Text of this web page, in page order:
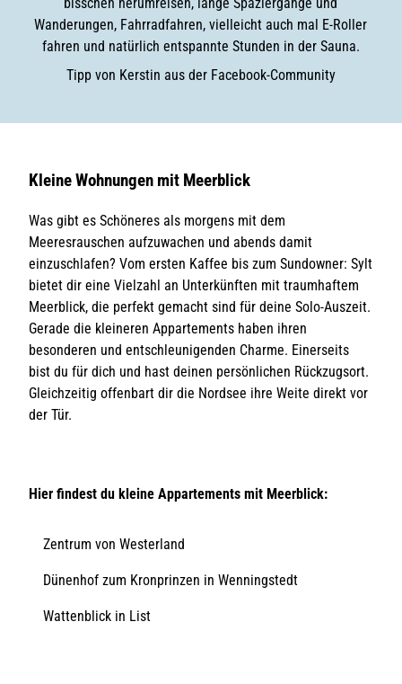
bisschen herumreisen, lange Spaziergänge und
Wanderungen, Fahrradfahren, vielleicht auch mal E-Roller
fahren und natürlich entspannte Stunden in der Sauna.
Tipp von Kerstin aus der Facebook-Community
Kleine Wohnungen mit Meerblick
Was gibt es Schöneres als morgens mit dem
Meeresrauschen aufzuwachen und abends damit
einzuschlafen? Vom ersten Kaffee bis zum Sundowner: Sylt
bietet dir eine Vielzahl an Unterkünften mit traumhaftem
Meerblick, die perfekt gemacht sind für deine Solo-Auszeit.
Gerade die kleineren Appartements haben ihren
besonderen und entschleunigenden Charme. Einerseits
bist du für dich und hast deinen persönlichen Rückzugsort.
Gleichzeitig offenbart dir die Nordsee ihre Weite direkt vor
der Tür.
Hier findest du kleine Appartements mit Meerblick:
Zentrum von Westerland
Dünenhof zum Kronprinzen in Wenningstedt
Wattenblick in List